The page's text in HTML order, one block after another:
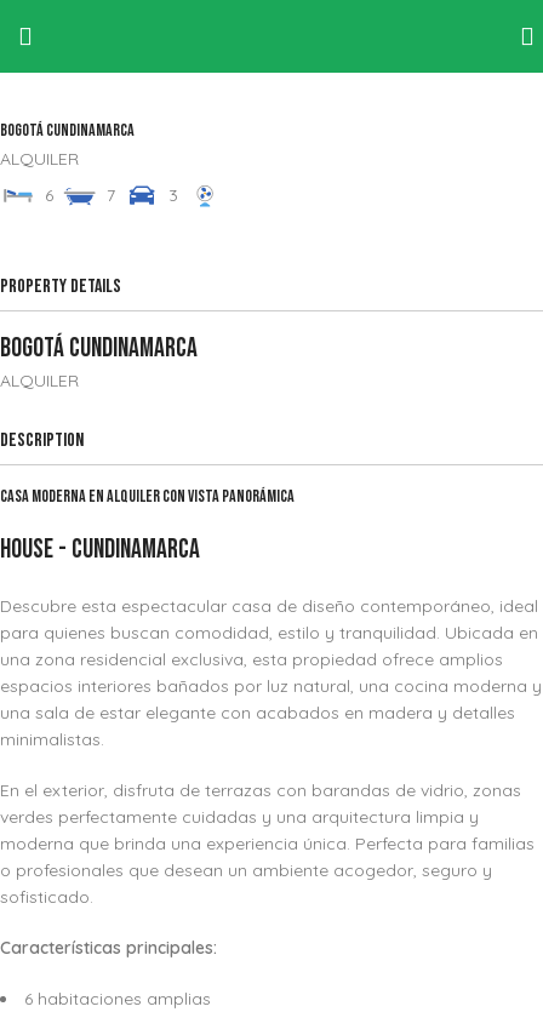
BogotáCundinamarca
ALQUILER
6
7 3
Property Details
BogotáCundinamarca
ALQUILER
Description
Casa Moderna en Alquiler con Vista Panorámica
House- Cundinamarca
Descubre esta espectacular casa de diseño contemporáneo, ideal
para quienes buscan comodidad, estilo y tranquilidad. Ubicada en
una zona residencial exclusiva, esta propiedad ofrece amplios
espacios interiores bañados por luz natural, una cocina moderna y
una sala de estar elegante con acabados en madera y detalles
minimalistas.
En el exterior, disfruta de terrazas con barandas de vidrio, zonas
verdes perfectamente cuidadas y una arquitectura limpia y
moderna que brinda una experiencia única. Perfecta para familias
o profesionales que desean un ambiente acogedor, seguro y
sofisticado.
Características principales:
6 habitaciones amplias